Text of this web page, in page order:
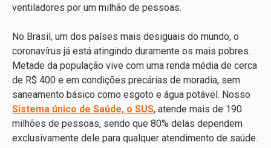
ventiladores por um milhão de pessoas.
No Brasil, um dos países mais desiguais do mundo, o
coronavírus já está atingindo duramente os mais pobres.
Metade da população vive com uma renda média de cerca
de R$ 400 e em condições precárias de moradia, sem
saneamento básico como esgoto e água potável. Nosso
Sistema único de Saúde, o SUS, atende mais de 190
milhões de pessoas, sendo que 80% delas dependem
exclusivamente dele para qualquer atendimento de saúde.